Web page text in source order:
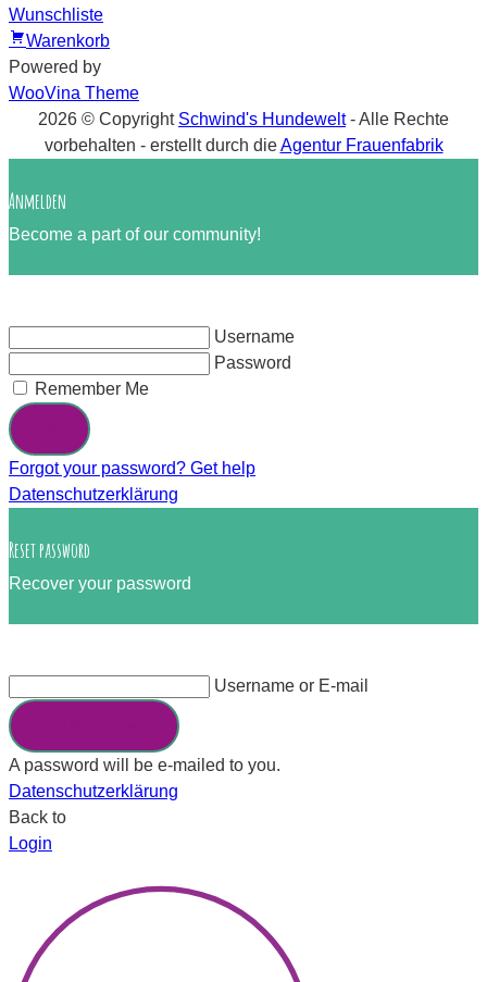
Wunschliste
Warenkorb
Powered by
WooVina Theme
2026 © Copyright Schwind's Hundewelt- Alle Rechte
vorbehalten - erstellt durch dieAgentur Frauenfabrik
Anmelden
Become a part of our community!
Username
Password
Remember Me
Forgot your password? Get help
Datenschutzerklärung
Reset password
Recover your password
Username or E-mail
A password will be e-mailed to you.
Datenschutzerklärung
Back to
Login